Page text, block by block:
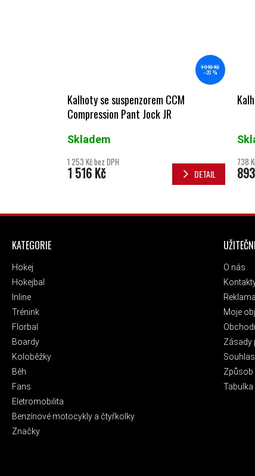
1 918 Kč
–20 %
Kalhoty se suspenzorem CCM
Compression Pant Jock JR
Skladem
1 253 Kč bez DPH
1 516 Kč DETAIL
738
ZÁPATÍ
KATEGORIE
Hokej
Hokejbal
Inline
Trénink
Florbal
Boardy
Koloběžky
Běh
Fans
Eletromobilita
Benzínové motocykly a čtyřkolky
Značky
O nás
Moje
Zásady
Způsob